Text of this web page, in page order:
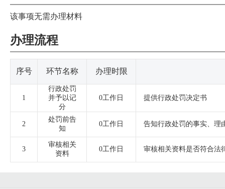
该事项无需办理材料
办理流程
序号 环节名称 办理时限
1
行政处罚
并予以记
分
0工作日 提供行政处罚决定书
2
处罚前告
知
0工作日 告知行政处罚的事实、理
3
审核相关
资料
0工作日 审核相关资料是否符合法